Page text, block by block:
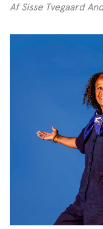
Af Sisse Tvegaard